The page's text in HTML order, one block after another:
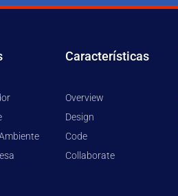
Características
Overview
Design
Code
Collaborate